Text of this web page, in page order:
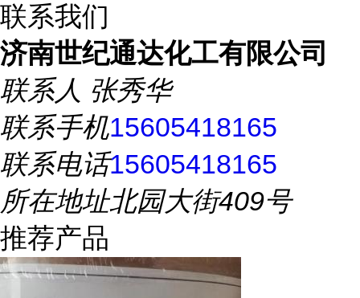
联系我们
济南世纪通达化工有限公司
联系人 张秀华
联系手机15605418165
联系电话15605418165
所在地址北园大街409号
推荐产品